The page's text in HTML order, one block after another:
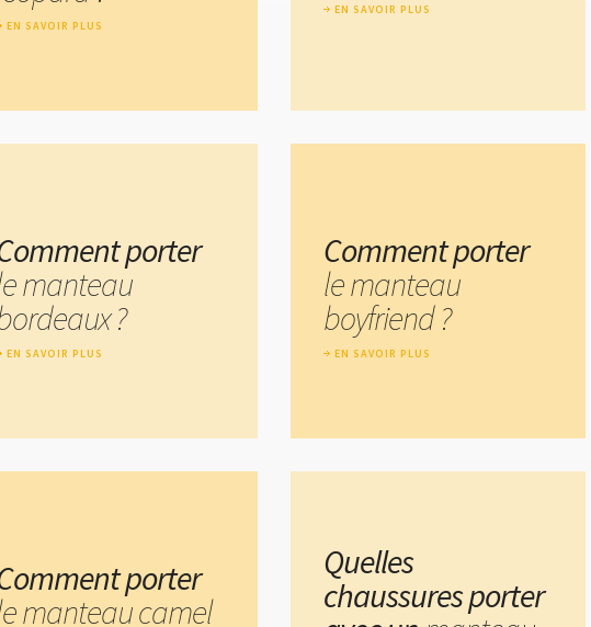
EN SAVOIR PLUS
EN SAVOIR PLUS
porter
manteau
?
EN SAVOIR PLUS
Comment porter
le manteau
boyfriend ?
EN SAVOIR PLUS
porter
manteau camel
Quelles
chaussures porter